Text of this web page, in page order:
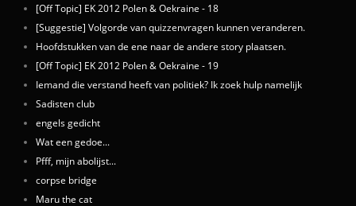
[Off Topic] EK 2012 Polen & Oekraine - 18
[Suggestie] Volgorde van quizzenvragen kunnen veranderen.
Hoofdstukken van de ene naar de andere story plaatsen.
[Off Topic] EK 2012 Polen & Oekraine - 19
Iemand die verstand heeft van politiek? Ik zoek hulp namelijk
Sadisten club
engels gedicht
Wat een gedoe...
Pfff, mijn abolijst...
corpse bridge
Maru the cat